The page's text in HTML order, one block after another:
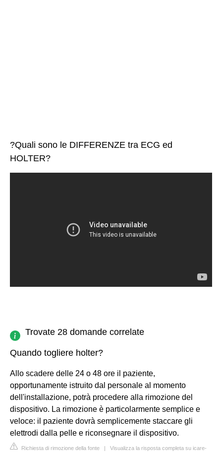
?Quali sono le DIFFERENZE tra ECG ed
HOLTER?
Trovate 28 domande correlate
Quando togliere holter?
Allo scadere delle 24 o 48 ore il paziente,
opportunamente istruito dal personale al momento
dell'installazione, potrà procedere alla rimozione del
dispositivo. La rimozione è particolarmente semplice e
veloce: il paziente dovrà semplicemente staccare gli
elettrodi dalla pelle e riconsegnare il dispositivo.
Richiesta di rimozione della fonte | Visualizza la risposta completa su icare-